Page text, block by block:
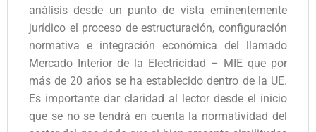
análisis desde un punto de vista eminentemente
jurídico el proceso de estructuración, configuración
normativa e integración económica del llamado
Mercado Interior de la Electricidad – MIE que por
más de 20 años se ha establecido dentro de la UE.
Es importante dar claridad al lector desde el inicio
que se no se tendrá en cuenta la normatividad del